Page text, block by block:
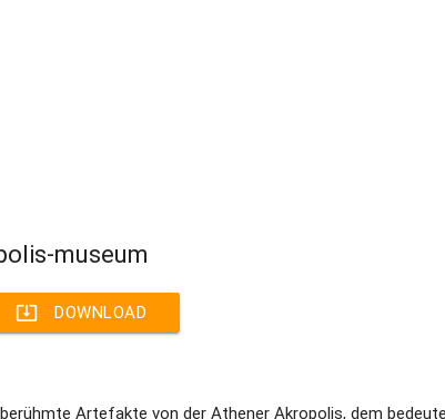
museum
system_update_alt DOWNLOAD
Artefakte von der Athener Akropolis, dem